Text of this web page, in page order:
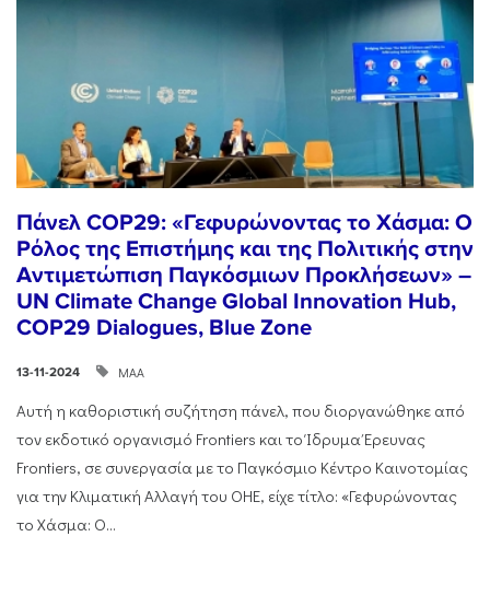
Πάνελ COP29: «Γεφυρώνοντας το Χάσμα: Ο
Ρόλος της Επιστήμης και της Πολιτικής στην
Αντιμετώπιση Παγκόσμιων Προκλήσεων» –
UN Climate Change Global Innovation Hub,
COP29 Dialogues, Blue Zone
13-11-2024 ΜΑΑ
Αυτή η καθοριστική συζήτηση πάνελ, που διοργανώθηκε από
τον εκδοτικό οργανισμό Frontiers και το Ίδρυμα Έρευνας
Frontiers, σε συνεργασία με το Παγκόσμιο Κέντρο Καινοτομίας
για την Κλιματική Αλλαγή του ΟΗΕ, είχε τίτλο: «Γεφυρώνοντας
το Χάσμα: Ο...